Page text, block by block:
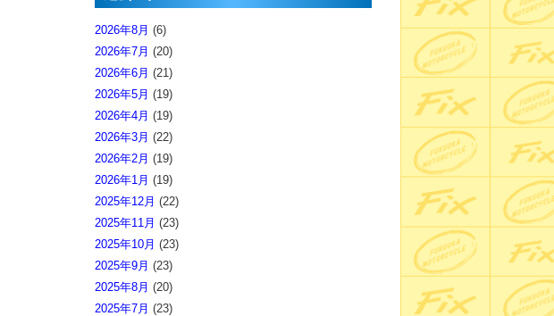
2026年8月 (6)
2026年7月 (20)
2026年6月 (21)
2026年5月 (19)
2026年4月 (19)
2026年3月 (22)
2026年2月 (19)
2026年1月 (19)
2025年12月 (22)
2025年11月 (23)
2025年10月 (23)
2025年9月 (23)
2025年8月 (20)
2025年7月 (23)